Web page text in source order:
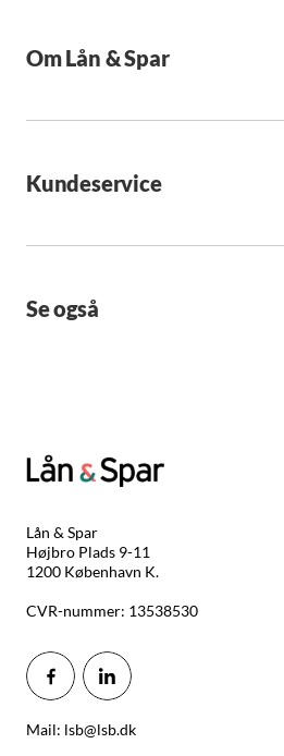
Om Lån & Spar
Kundeservice
Se også
Lån & Spar
Højbro Plads 9-11
1200 København K.
CVR-nummer: 13538530
Mail: lsb@lsb.dk